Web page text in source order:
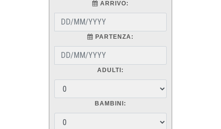
ARRIVO:
PARTENZA:
ADULTI:
BAMBINI: